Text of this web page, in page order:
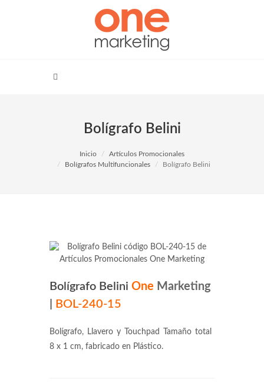
Bolígrafo Belini
Inicio
Artículos Promocionales
Bolígrafos Multifuncionales
Bolígrafo Belini
Bolígrafo Belini One Marketing
BOL-240-15
Bolígrafo, Llavero y Touchpad Tamaño total
8 x 1 cm, fabricado en Plástico.